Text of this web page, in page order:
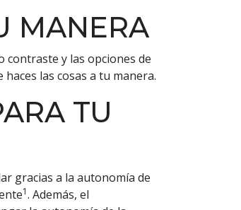
MANERA
contraste y las opciones de
las cosas a tu manera.
TU
gracias a la autonomía de
1. Además, el